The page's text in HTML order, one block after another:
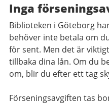
Inga
Biblioteken i Göteborg
behöver inte betala om
för sent. Men det är
tillbaka dina lån. Om du
om, blir du efter ett tag
Förseningsavgiften tas